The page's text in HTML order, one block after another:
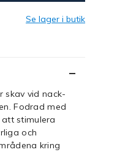
Se lager i butik
skav vid nack-
Fodrad med
stimulera
och
kring